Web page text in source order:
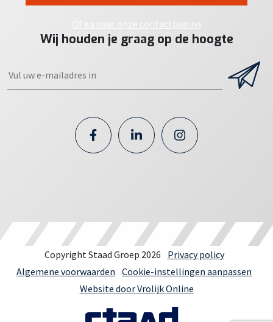
Of ga naar onze contactpagina
Wij houden je graag op de hoogte
Copyright Staad Groep 2026
Privacy policy
Algemene voorwaarden Cookie-instellingen aanpassen
Website door Vrolijk Online